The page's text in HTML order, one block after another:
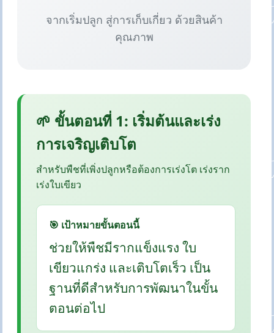
จากเริ่มปลูก สู่การเก็บเกี่ยว ด้วยสินค้า
คุณภาพ
🌱 ขั้นตอนที่ 1: เริ่มต้นและเร่ง
การเจริญเติบโต
สำหรับพืชที่เพิ่งปลูกหรือต้องการเร่งโต เร่งราก
เร่งใบเขียว
🎯 เป้าหมายขั้นตอนนี้
ช่วยให้พืชมีรากแข็งแรง ใบ
เขียวแกร่ง และเติบโตเร็ว เป็น
ฐานที่ดีสำหรับการพัฒนาในขั้น
ตอนต่อไป